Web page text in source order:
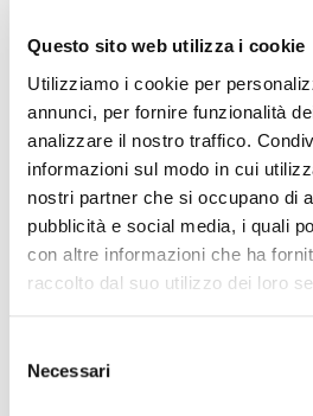
Questo sito web utilizza i cookie
Utilizziamo i cookie per
annunci, per fornire funzionalità
analizzare il nostro traffico.
informazioni sul modo in cui
nostri partner che si occupano di
pubblicità e social media, i quali
con altre informazioni che ha
raccolto dal suo utilizzo dei loro
delNecessari
- Calzata: Regolare
PERCHÉ È SPECIALE?
MATERIALI PREMIUM MADE IN ITALY